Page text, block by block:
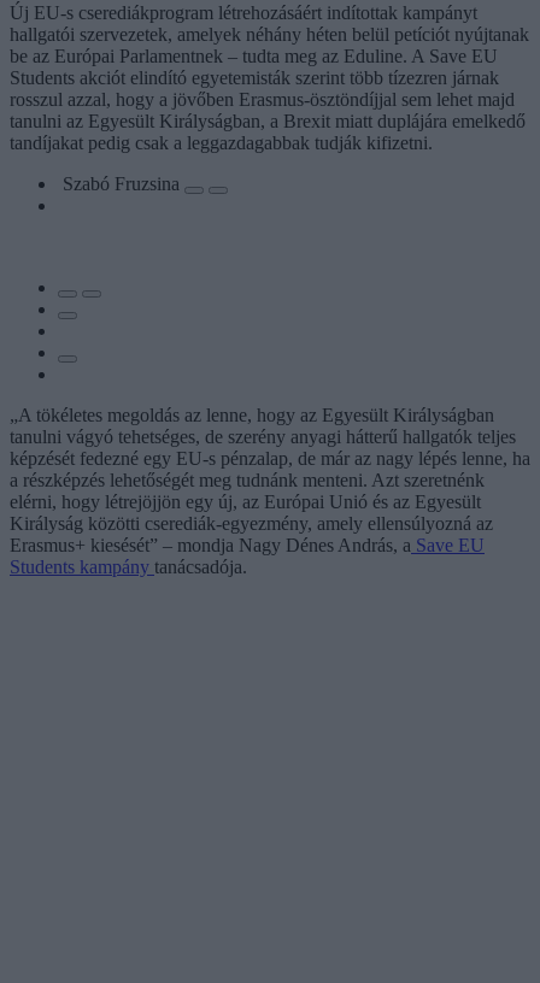
Új EU-s cserediákprogram létrehozásáért indítottak kampányt
hallgatói szervezetek, amelyek néhány héten belül petíciót nyújtanak
be az Európai Parlamentnek – tudta meg az Eduline. A Save EU
Students akciót elindító egyetemisták szerint több tízezren járnak
rosszul azzal, hogy a jövőben Erasmus-ösztöndíjjal sem lehet majd
tanulni az Egyesült Királyságban, a Brexit miatt duplájára emelkedő
tandíjakat pedig csak a leggazdagabbak tudják kifizetni.
Szabó Fruzsina
„A tökéletes megoldás az lenne, hogy az Egyesült Királyságban
tanulni vágyó tehetséges, de szerény anyagi hátterű hallgatók teljes
képzését fedezné egy EU-s pénzalap, de már az nagy lépés lenne, ha
a részképzés lehetőségét meg tudnánk menteni. Azt szeretnénk
elérni, hogy létrejöjjön egy új, az Európai Unió és az Egyesült
Királyság közötti cserediák-egyezmény, amely ellensúlyozná az
Erasmus+ kiesését” – mondja Nagy Dénes András, a Save EU
Students kampány tanácsadója.